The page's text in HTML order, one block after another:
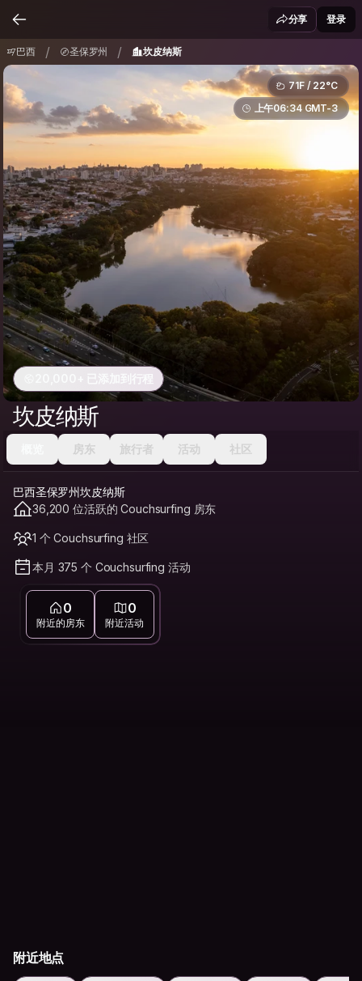
分享 登录
巴西 / 圣保罗州 / 坎皮纳斯
71F / 22°C
上午06:34 GMT-3
20,000+ 已添加到行程
坎皮纳斯
房东 旅行者 活动 社区
巴西圣保罗州坎皮纳斯
36,200 位活跃的 Couchsurfing 房东
1 个 Couchsurfing 社区
本月 375 个 Couchsurfing 活动
0
附近的房东
0
附近活动
附近地点